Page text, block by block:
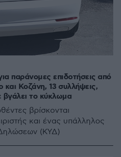
παράνομες επιδοτήσεις από
Κοζάνη, 13 συλλήψεις,
το κύκλωμα
βρίσκονται
και ένας υπάλληλος
(ΚΥΔ)